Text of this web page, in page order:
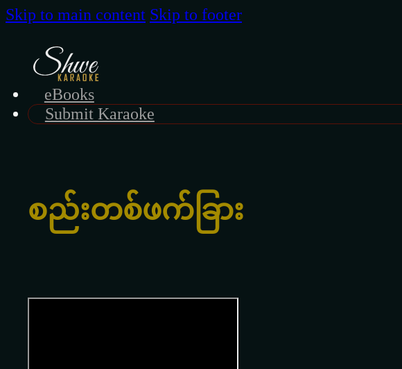
Skip to main content Skip to footer
eBooks
Submit Karaoke
စည်းတစ်ဖက်ခြား